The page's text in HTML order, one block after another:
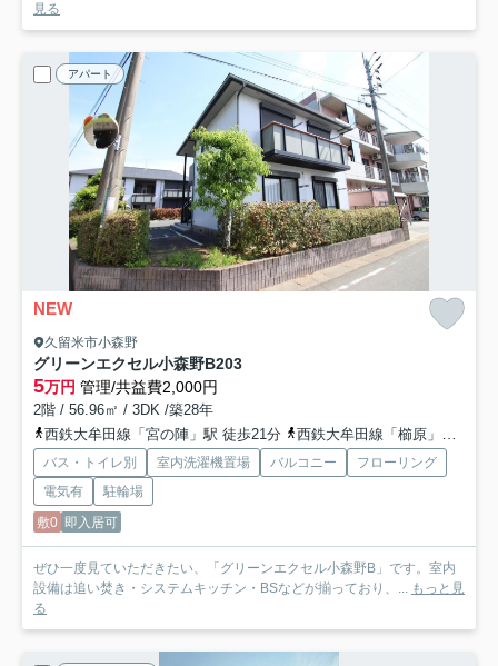
見る
アパート
NEW
久留米市小森野
グリーンエクセル小森野B203
5万円 管理/共益費2,000円
2階 / 56.96㎡ / 3DK /築28年
西鉄大牟田線「宮の陣」駅 徒歩21分
西鉄大牟田線「櫛原」駅 徒歩32分
バス・トイレ別 室内洗濯機置場 バルコニー
フローリング
電気有
駐輪場
敷0 即入居可
ぜひ一度見ていただきたい、「グリーンエクセル小森野B」です。室内
設備は追い焚き・システムキッチン・BSなどが揃っており、... もっと見
る